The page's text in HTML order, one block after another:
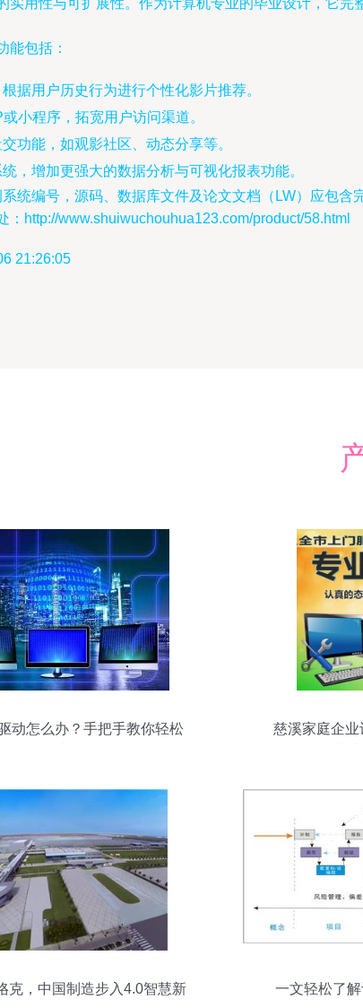
实用性与可扩展性。作为计算机专业的毕业设计，它
能包括：
据用户历史行为进行个性化影片推荐。
小程序，拓宽用户访问渠道。
功能，如观影社区、动态分享等。
，增加更强大的数据分析与可视化报表功能。
系统编号，源码、数据库文件及论文文档（LW）应包
：http://www.shuiwuchouhua123.com/product/58.html
21:26:05
动怎么办？手把手教你轻松
慈溪家庭企业
克，中国制造步入4.0智慧新
一文轻松了